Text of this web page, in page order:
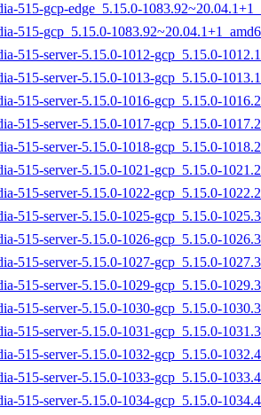
515-gcp-edge_5.15.0-
515-gcp_5.15.0-
515-server-5.15.0-1012-gcp_5.15.0-
515-server-5.15.0-1013-gcp_5.15.0-
515-server-5.15.0-1016-gcp_5.15.0-
515-server-5.15.0-1017-gcp_5.15.0-
515-server-5.15.0-1018-gcp_5.15.0-
515-server-5.15.0-1021-gcp_5.15.0-
515-server-5.15.0-1022-gcp_5.15.0-
515-server-5.15.0-1025-gcp_5.15.0-
515-server-5.15.0-1026-gcp_5.15.0-
515-server-5.15.0-1027-gcp_5.15.0-
515-server-5.15.0-1029-gcp_5.15.0-
515-server-5.15.0-1030-gcp_5.15.0-
515-server-5.15.0-1031-gcp_5.15.0-
515-server-5.15.0-1032-gcp_5.15.0-
515-server-5.15.0-1033-gcp_5.15.0-
515-server-5.15.0-1034-gcp_5.15.0-